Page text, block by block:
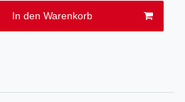
In den Warenkorb